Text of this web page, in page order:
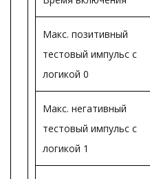
Макс. позитивный
тестовый импульс с
логикой 0
Макс. негативный
тестовый импульс с
логикой 1